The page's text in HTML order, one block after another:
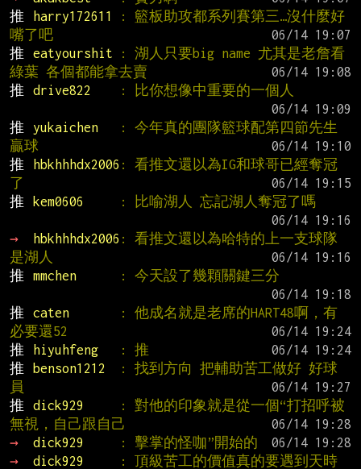
推
harry172611
: 籃板助攻都系列賽第三…沒什麼好
嘴了吧
推
eatyourshit
: 湖人只要big name 尤其是老詹看
綠葉 各個都能拿去賣
推
drive822
: 比你想像中重要的一個人
推
yukaichen
: 今年真的團隊籃球配第四節先生
贏球
推
hbkhhhdx2006 : 看推文還以為IG和球哥已經奪冠
了
推
kem0606
: 比喻湖人 忘記湖人奪冠了嗎
→
hbkhhhdx2006 : 看推文還以為哈特的上一支球隊
是湖人
推
mmchen
: 今天設了幾顆關鍵三分
推
caten
: 他成名就是老席的HART48啊，有
必要還52
推
hiyuhfeng : 推
推
benson1212
: 找到方向 把輔助苦工做好 好球
員
推
dick929
: 對他的印象就是從一個“打招呼被
無視，自己跟自己
→
dick929 : 擊掌的怪咖”開始的
→
dick929 : 頂級苦工的價值真的要遇到天時